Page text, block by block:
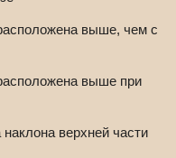
выше, чем с
верхней части